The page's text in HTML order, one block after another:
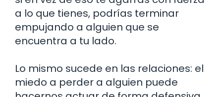
a lo que tienes, podrías terminar
empujando a alguien que se
encuentra a tu lado.
Lo mismo sucede en las relaciones: el
miedo a perder a alguien puede